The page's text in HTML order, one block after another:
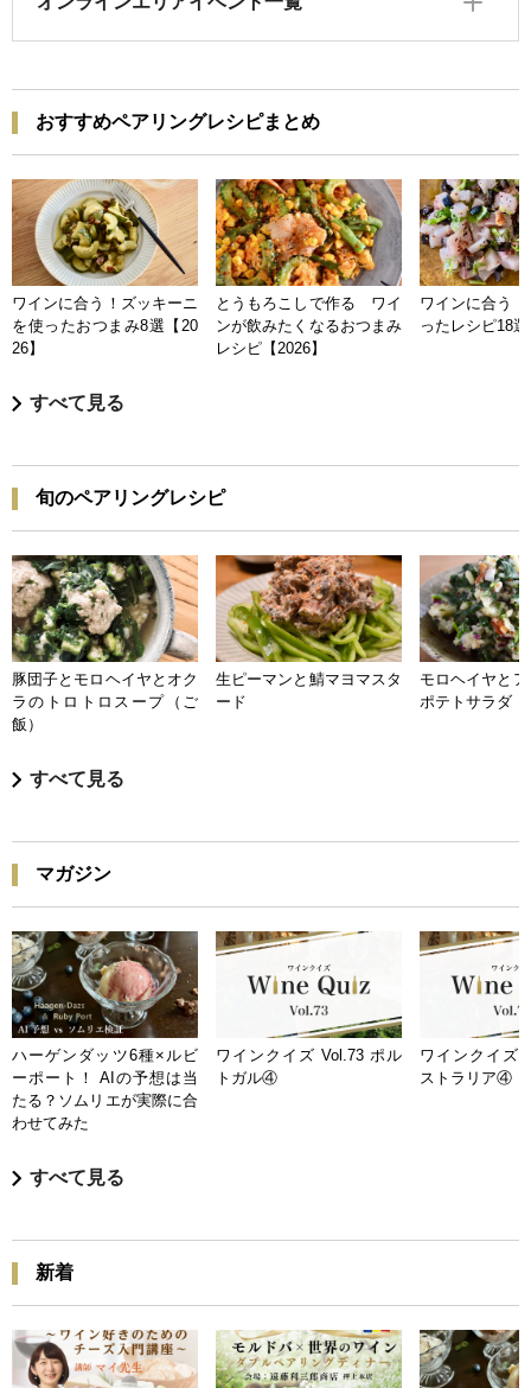
おすすめペアリングレシピまとめ
ワインに合う！ズッキーニ
を使ったおつまみ8選【20
26】
とうもろこしで作る ワイ
ンが飲みたくなるおつまみ
レシピ【2026】
ワインに合う
ったレシピ18
すべて見る
旬のペアリングレシピ
豚団子とモロヘイヤとオク
ラのトロトロスープ（ご
飯）
生ピーマンと鯖マヨマスタ
ード
モロヘイヤと
ポテトサラダ
すべて見る
マガジン
ハーゲンダッツ6種×ルビ
ーポート！ AIの予想は当
たる？ソムリエが実際に合
わせてみた
ワインクイズ Vol.73 ポル
トガル④
ワインクイズ
ストラリア④
すべて見る
新着